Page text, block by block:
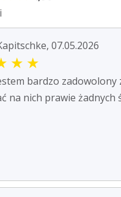
07.05.2026
★ ★
bardzo zadowolony
na nich prawie żadnych